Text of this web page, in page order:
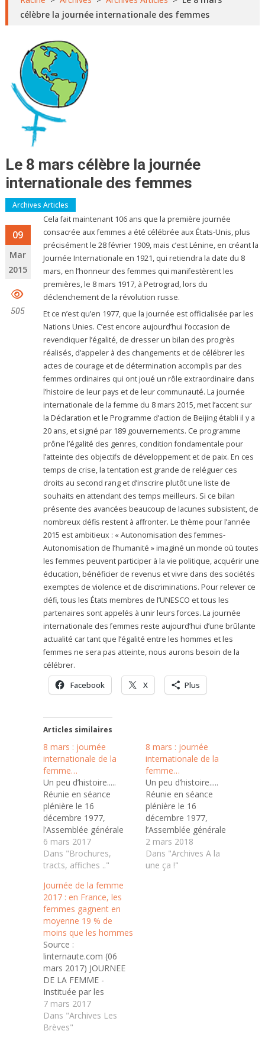
célèbre la journée internationale des femmes
Le 8 mars célèbre la journée
internationale des femmes
Archives Articles
09
Mar
2015
505
Cela fait maintenant 106 ans que la première journée
consacrée aux femmes a été célébrée aux États-Unis, plus
précisément le 28 février 1909, mais c’est Lénine, en créant la
Journée Internationale en 1921, qui retiendra la date du 8
mars, en l’honneur des femmes qui manifestèrent les
premières, le 8 mars 1917, à Petrograd, lors du
déclenchement de la révolution russe.
Et ce n’est qu’en 1977, que la journée est officialisée par les
Nations Unies. C’est encore aujourd’hui l’occasion de
revendiquer l’égalité, de dresser un bilan des progrès
réalisés, d’appeler à des changements et de célébrer les
actes de courage et de détermination accomplis par des
femmes ordinaires qui ont joué un rôle extraordinaire dans
l’histoire de leur pays et de leur communauté. La journée
internationale de la femme du 8 mars 2015, met l’accent sur
la Déclaration et le Programme d’action de Beijing établi il y a
20 ans, et signé par 189 gouvernements. Ce programme
prône l’égalité des genres, condition fondamentale pour
l’atteinte des objectifs de développement et de paix. En ces
temps de crise, la tentation est grande de reléguer ces
droits au second rang et d’inscrire plutôt une liste de
souhaits en attendant des temps meilleurs. Si ce bilan
présente des avancées beaucoup de lacunes subsistent, de
nombreux défis restent à affronter. Le thème pour l’année
2015 est ambitieux : « Autonomisation des femmes-
Autonomisation de l’humanité » imaginé un monde où toutes
les femmes peuvent participer à la vie politique, acquérir une
éducation, bénéficier de revenus et vivre dans des sociétés
exemptes de violence et de discriminations. Pour relever ce
défi, tous les États membres de l’UNESCO et tous les
partenaires sont appelés à unir leurs forces. La journée
internationale des femmes reste aujourd’hui d’une brûlante
actualité car tant que l’égalité entre les hommes et les
femmes ne sera pas atteinte, nous aurons besoin de la
célébrer.
Facebook X Plus
Articles similaires
8 mars : journée
internationale de la
femme…
Un peu d’histoire.....
Réunie en séance
plénière le 16
décembre 1977,
l’Assemblée générale
des Nations Unies
demande à tous les
pays de la planète de
conditions favorables à
l’élimination de la
discrimination à l’égard
des femmes et à leur
pleine participation, sur
un pied d’égalité, au…
6 mars 2017
Dans "Brochures,
tracts, affiches .."
8 mars : journée
internationale de la
femme…
Un peu d’histoire.....
Réunie en séance
plénière le 16
décembre 1977,
l’Assemblée générale
des Nations Unies
demande à tous les
pays de la planète de
2 mars 2018
Dans "Archives A la
une ça !"
Journée de la femme
2017 : en France, les
femmes gagnent en
moyenne 19 % de
moins que les hommes
Source :
linternaute.com (06
mars 2017) JOURNEE
DE LA FEMME -
Instituée par les
Nations Unies en 1977,
la Journée
internationale des
7 mars 2017
Dans "Archives Les
Brèves"